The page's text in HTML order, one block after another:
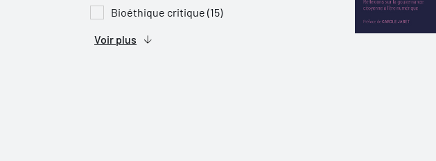
Bioéthique critique (15)
Voir plus